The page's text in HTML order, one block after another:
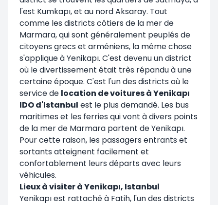
l'est Kumkapı, et au nord Aksaray. Tout
comme les districts côtiers de la mer de
Marmara, qui sont généralement peuplés de
citoyens grecs et arméniens, la même chose
s'applique à Yenikapı. C'est devenu un district
où le divertissement était très répandu à une
certaine époque. C'est l'un des districts où le
service de location de voitures à Yenikapı
IDO d'Istanbul est le plus demandé. Les bus
maritimes et les ferries qui vont à divers points
de la mer de Marmara partent de Yenikapı.
Pour cette raison, les passagers entrants et
sortants atteignent facilement et
confortablement leurs départs avec leurs
véhicules.
Lieux à visiter à Yenikapı, Istanbul
Yenikapı est rattaché à Fatih, l'un des districts